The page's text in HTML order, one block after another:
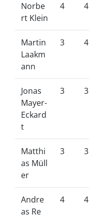
Norbe
rt Klein
4 4
Martin
Laakm
ann
3 4
Jonas
Mayer-
Eckard
t
3 3
Matthi
as Müll
er
3 3
Andre
as Re
4 4